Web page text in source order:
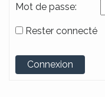
Mot de passe:
Rester connecté
Alternative:
Connexion